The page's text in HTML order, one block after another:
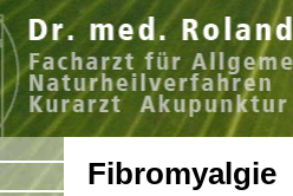
Fibromyalgie